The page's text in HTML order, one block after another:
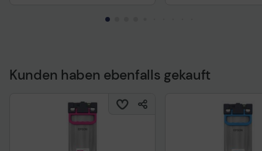
Technisches
Kunden haben ebenfalls gekauft